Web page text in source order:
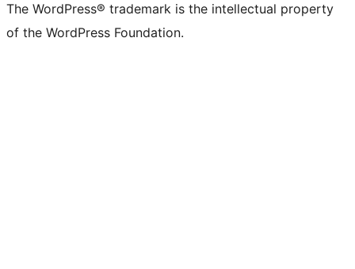
The WordPress® trademark is the intellectual property
of the WordPress Foundation.